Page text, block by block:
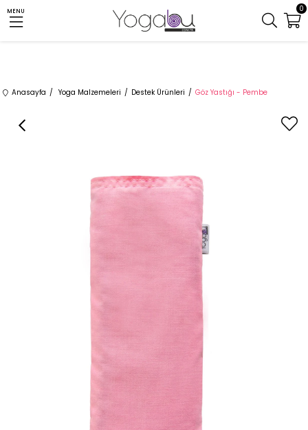
MENU 0
Anasayfa Yoga Malzemeleri Destek Ürünleri Göz Yastığı - Pembe